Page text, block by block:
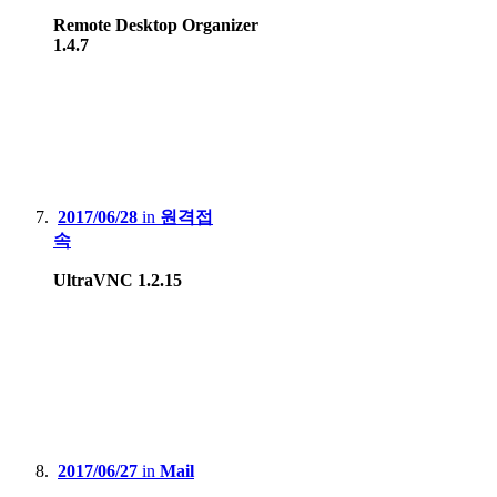
Remote Desktop Organizer
1.4.7
2017/06/28 in 원격접
속
UltraVNC 1.2.15
2017/06/27 in Mail